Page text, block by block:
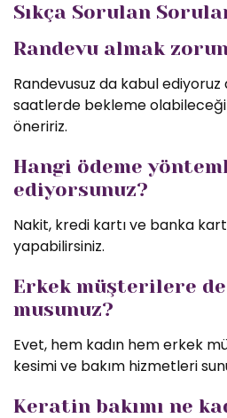
Sıkça Sorulan
Randevu almak
Randevusuz da kabul
saatlerde bekleme olabileceği
öneririz.
Hangi ödeme
ediyorsunuz?
Nakit, kredi kartı ve banka
yapabilirsiniz.
Erkek müşterilere
musunuz?
Evet, hem kadın hem erkek
kesimi ve bakım hizmetleri
Keratin bakımı ne